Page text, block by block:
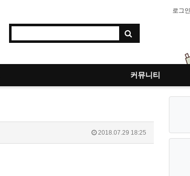
로그인
커뮤니티
2018.07.29 18:25